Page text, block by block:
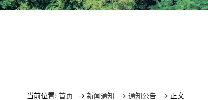
当前位置: 首页 -> 新闻通知 -> 通知公告 -> 正文